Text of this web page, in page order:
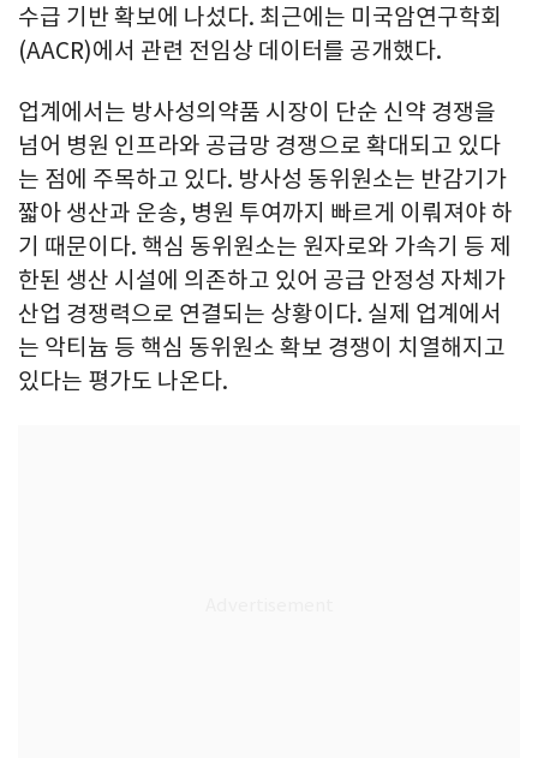
수급 기반 확보에 나섰다. 최근에는 미국암연구학회
(AACR)에서 관련 전임상 데이터를 공개했다.
업계에서는 방사성의약품 시장이 단순 신약 경쟁을
넘어 병원 인프라와 공급망 경쟁으로 확대되고 있다
는 점에 주목하고 있다. 방사성 동위원소는 반감기가
짧아 생산과 운송, 병원 투여까지 빠르게 이뤄져야 하
기 때문이다. 핵심 동위원소는 원자로와 가속기 등 제
한된 생산 시설에 의존하고 있어 공급 안정성 자체가
산업 경쟁력으로 연결되는 상황이다. 실제 업계에서
는 악티늄 등 핵심 동위원소 확보 경쟁이 치열해지고
있다는 평가도 나온다.